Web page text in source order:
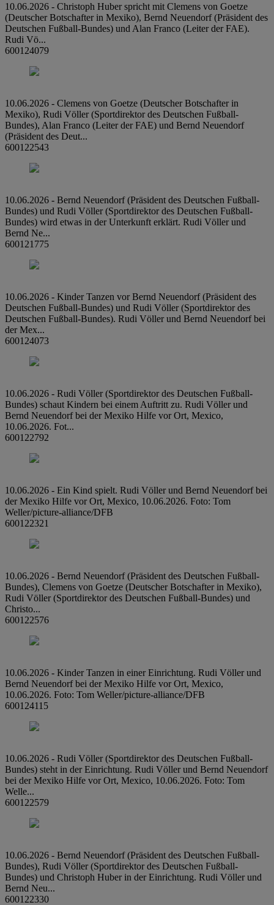
10.06.2026 - Christoph Huber spricht mit Clemens von Goetze
(Deutscher Botschafter in Mexiko), Bernd Neuendorf (Präsident des
Deutschen Fußball-Bundes) und Alan Franco (Leiter der FAE).
Rudi Vö...
600124079
10.06.2026 - Clemens von Goetze (Deutscher Botschafter in
Mexiko), Rudi Völler (Sportdirektor des Deutschen Fußball-
Bundes), Alan Franco (Leiter der FAE) und Bernd Neuendorf
(Präsident des Deut...
600122543
10.06.2026 - Bernd Neuendorf (Präsident des Deutschen Fußball-
Bundes) und Rudi Völler (Sportdirektor des Deutschen Fußball-
Bundes) wird etwas in der Unterkunft erklärt. Rudi Völler und
Bernd Ne...
600121775
10.06.2026 - Kinder Tanzen vor Bernd Neuendorf (Präsident des
Deutschen Fußball-Bundes) und Rudi Völler (Sportdirektor des
Deutschen Fußball-Bundes). Rudi Völler und Bernd Neuendorf bei
der Mex...
600124073
10.06.2026 - Rudi Völler (Sportdirektor des Deutschen Fußball-
Bundes) schaut Kindern bei einem Auftritt zu. Rudi Völler und
Bernd Neuendorf bei der Mexiko Hilfe vor Ort, Mexico,
10.06.2026. Fot...
600122792
10.06.2026 - Ein Kind spielt. Rudi Völler und Bernd Neuendorf bei
der Mexiko Hilfe vor Ort, Mexico, 10.06.2026. Foto: Tom
Weller/picture-alliance/DFB
600122321
10.06.2026 - Bernd Neuendorf (Präsident des Deutschen Fußball-
Bundes), Clemens von Goetze (Deutscher Botschafter in Mexiko),
Rudi Völler (Sportdirektor des Deutschen Fußball-Bundes) und
Christo...
600122576
10.06.2026 - Kinder Tanzen in einer Einrichtung. Rudi Völler und
Bernd Neuendorf bei der Mexiko Hilfe vor Ort, Mexico,
10.06.2026. Foto: Tom Weller/picture-alliance/DFB
600124115
10.06.2026 - Rudi Völler (Sportdirektor des Deutschen Fußball-
Bundes) steht in der Einrichtung. Rudi Völler und Bernd Neuendorf
bei der Mexiko Hilfe vor Ort, Mexico, 10.06.2026. Foto: Tom
Welle...
600122579
10.06.2026 - Bernd Neuendorf (Präsident des Deutschen Fußball-
Bundes), Rudi Völler (Sportdirektor des Deutschen Fußball-
Bundes) und Christoph Huber in der Einrichtung. Rudi Völler und
Bernd Neu...
600122330